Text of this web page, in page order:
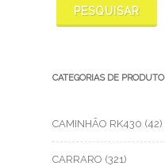
PESQUISAR
CATEGORIAS DE PRODUTO
CAMINHÃO RK430 (42)
CARRARO (321)